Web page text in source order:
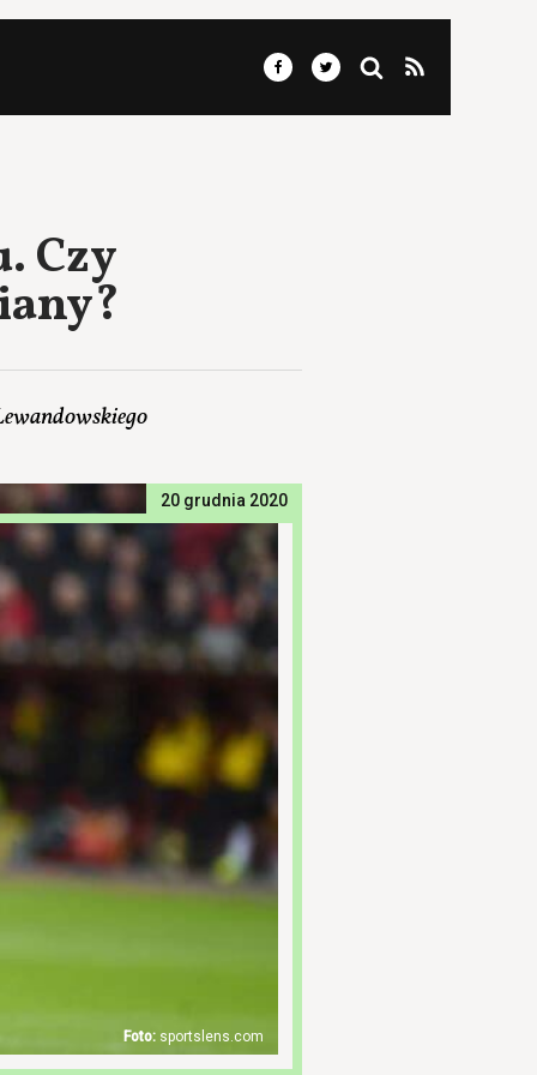
Czy
20 grudnia 2020
sportslens.com